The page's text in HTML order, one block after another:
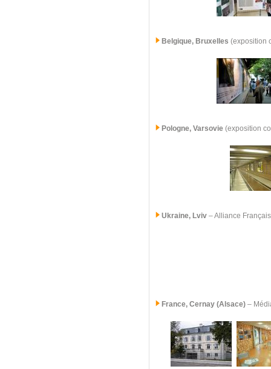
Belgique, Bruxelles (exposition
Pologne, Varsovie (exposition
Ukraine, Lviv – Alliance
France, Cernay (Alsace) –